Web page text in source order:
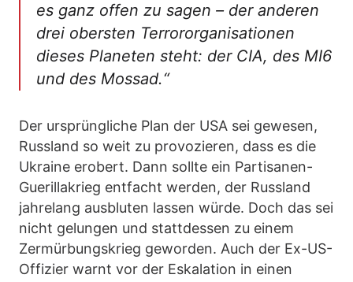
es ganz offen zu sagen – der anderen
drei obersten Terrororganisationen
dieses Planeten steht: der CIA, des MI6
und des Mossad.“
Der ursprüngliche Plan der USA sei gewesen,
Russland so weit zu provozieren, dass es die
Ukraine erobert. Dann sollte ein Partisanen-
Guerillakrieg entfacht werden, der Russland
jahrelang ausbluten lassen würde. Doch das sei
nicht gelungen und stattdessen zu einem
Zermürbungskrieg geworden. Auch der Ex-US-
Offizier warnt vor der Eskalation in einen